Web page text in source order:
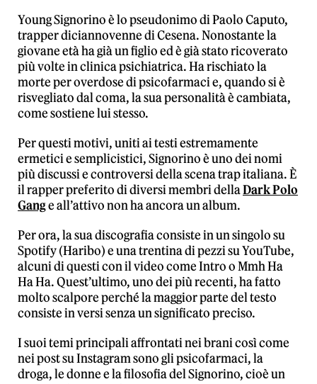
Young Signorino è lo pseudonimo di Paolo Caputo,
trapper diciannovenne di Cesena. Nonostante la
giovane età ha già un figlio ed è già stato ricoverato
più volte in clinica psichiatrica. Ha rischiato la
morte per overdose di psicofarmaci e, quando si è
risvegliato dal coma, la sua personalità è cambiata,
come sostiene lui stesso.
Per questi motivi, uniti ai testi estremamente
ermetici e semplicistici, Signorino è uno dei nomi
più discussi e controversi della scena trap italiana. È
il rapper preferito di diversi membri dellaDark Polo
Gange all’attivo non ha ancora un album.
Per ora, la sua discografia consiste in un singolo su
Spotify (Haribo) e una trentina di pezzi su YouTube,
alcuni di questi con il video come Intro o Mmh Ha
Ha Ha. Quest’ultimo, uno dei più recenti, ha fatto
molto scalpore perché la maggior parte del testo
consiste in versi senza un significato preciso.
I suoi temi principali affrontati nei brani così come
nei post su Instagram sono gli psicofarmaci, la
droga, le donne e la filosofia del Signorino, cioè un